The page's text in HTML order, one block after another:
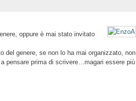
oppure è mai stato invitato
del genere, se non lo ha mai organizzato, non
pensare prima di scrivere…magari essere più